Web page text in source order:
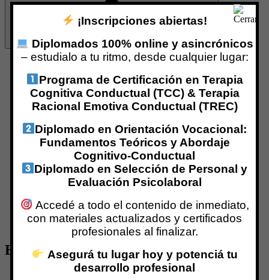
Inicio
¿Qué es Centro IPPC?
Nuestro Equipo
Marina Galimberti
Especializaciones con Aval Internacional
Programas de Certificación
Formación Virtual
Formaciones Vía Zoom
Formación Presencial
Grupos de Supervisión
RED INTERNACIONAL
Centro CPPA
REDEPP
Profesionales Certificados
Educ Positiva
¡Inscripciones abiertas!
Diplomados 100% online y asincrónicos
– estudialo a tu ritmo, desde cualquier lugar:
Programa de Certificación en Terapia
Cognitiva Conductual (TCC) & Terapia
Racional Emotiva Conductual (TREC)
Diplomado en Orientación Vocacional:
Fundamentos Teóricos y Abordaje
Cognitivo-Conductual
Diplomado en Selección de Personal y
Evaluación Psicolaboral
Accedé a todo el contenido de inmediato,
con materiales actualizados y certificados
profesionales al finalizar.
Asegurá tu lugar hoy y potenciá tu
desarrollo profesional